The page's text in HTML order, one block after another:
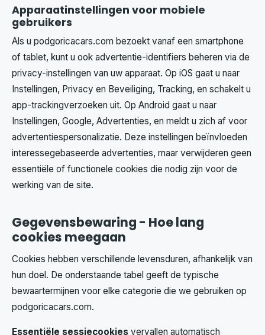
Apparaatinstellingen voor mobiele
gebruikers
Als u podgoricacars.com bezoekt vanaf een smartphone
of tablet, kunt u ook advertentie-identifiers beheren via de
privacy-instellingen van uw apparaat. Op iOS gaat u naar
Instellingen, Privacy en Beveiliging, Tracking, en schakelt u
app-trackingverzoeken uit. Op Android gaat u naar
Instellingen, Google, Advertenties, en meldt u zich af voor
advertentiespersonalizatie. Deze instellingen beïnvloeden
interessegebaseerde advertenties, maar verwijderen geen
essentiële of functionele cookies die nodig zijn voor de
werking van de site.
Gegevensbewaring - Hoe lang
cookies meegaan
Cookies hebben verschillende levensduren, afhankelijk van
hun doel. De onderstaande tabel geeft de typische
bewaartermijnen voor elke categorie die we gebruiken op
podgoricacars.com.
Essentiële sessiecookies vervallen automatisch